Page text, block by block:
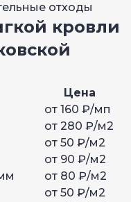
отходы
кровли
Цена
от 160 ₽/мп
от 280 ₽/м2
от 50 ₽/м2
от 90 ₽/м2
от 80 ₽/м2
от 50 ₽/м2